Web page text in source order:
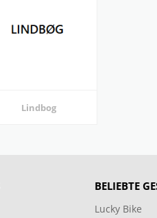
Lindbog
BELIEBTE
Lucky Bike